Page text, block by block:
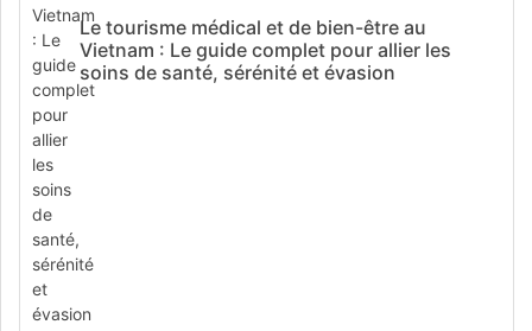
Le tourisme médical et de bien-être au
Vietnam : Le guide complet pour allier les
soins de santé, sérénité et évasion